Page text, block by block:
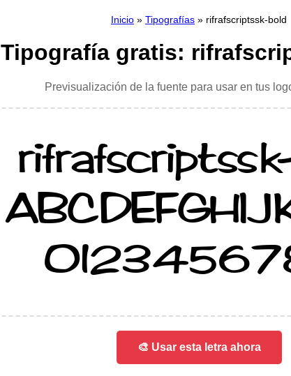
Inicio » Tipografías » rifrafscriptssk-bold
Tipografía gratis:
Previsualización de la fuente para usar en tus
🎨 Usar esta letra ahora